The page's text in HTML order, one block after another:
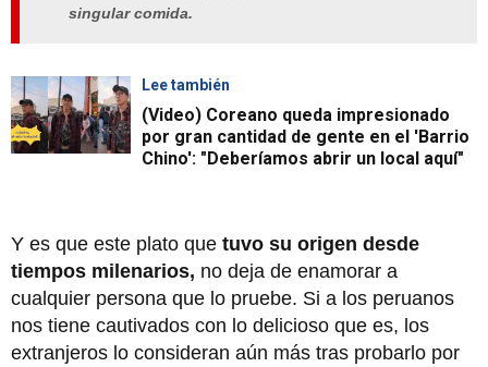
singular comida.
Lee también
(Video) Coreano queda impresionado
por gran cantidad de gente en el 'Barrio
Chino': "Deberíamos abrir un local aquí"
Y es que este plato que tuvo su origen desde
tiempos milenarios, no deja de enamorar a
cualquier persona que lo pruebe. Si a los peruanos
nos tiene cautivados con lo delicioso que es, los
extranjeros lo consideran aún más tras probarlo por